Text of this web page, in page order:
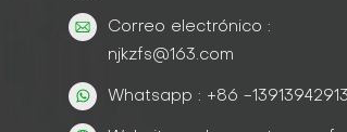
Correo electrónico :
njkzfs@163.com
Whatsapp : +86 -13913942913